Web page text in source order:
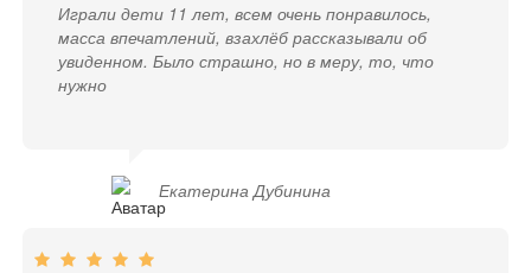
Играли дети 11 лет, всем очень понравилось,
масса впечатлений, взахлёб рассказывали об
увиденном. Было страшно, но в меру, то, что
нужно
Екатерина Дубинина